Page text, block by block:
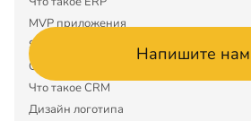
MVP приложения
SEO услуги
Google Maps
Что такое CRM
Дизайн логотипа
Напишите нам